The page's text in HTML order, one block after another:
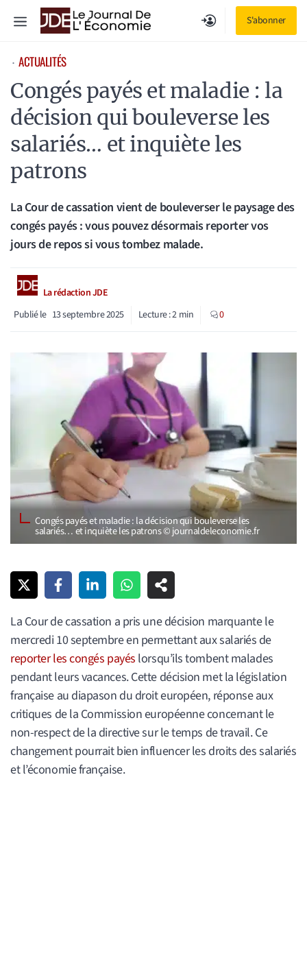
S'abonner
Menu
⋅ ACTUALITÉS
Congés payés et maladie : la
décision qui bouleverse les
salariés… et inquiète les
patrons
La Cour de cassation vient de bouleverser le paysage des
congés payés : vous pouvez désormais reporter vos
jours de repos si vous tombez malade.
La rédaction JDE
Publié le 13 septembre 2025 Lecture :2 min 0
Congés payés et maladie : la décision qui bouleverse les
salariés… et inquiète les patrons © journaldeleconomie.fr
La Cour de cassation a pris une décision marquante le
mercredi 10 septembre en permettant aux salariés de
reporter les congés payés lorsqu’ils tombent malades
pendant leurs vacances. Cette décision met la législation
française au diapason du droit européen, réponse aux
critiques de la Commission européenne concernant le
non-respect de la directive sur le temps de travail. Ce
changement pourrait bien influencer les droits des salariés
et l’économie française.